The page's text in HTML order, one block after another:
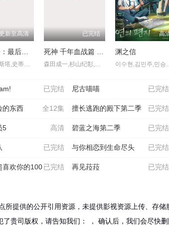
新至高清
安昂传奇：最后的气宗
戴夫·巴蒂斯塔,史蒂文·元,关继威,杰西卡·马滕,塔伊加·维迪提,迪·布莱德利·贝克,杰拉尔丁·维斯瓦纳坦,罗曼·萨拉戈萨,芙蕾达·平托,南允道,佩塔·萨金特,Dionne,Quan
已完结 高
渊之信
已完结 已完结
尼古喵喵
全12集
的东西 已完结
擅长逃跑的殿下第二季
高清
5 已完结
碧蓝之海第二季
已完结 已完结
与你相恋到生命尽头
已完结
喜欢你的100 已完结
再见菈菈
所提供的公开引用资源，未提供影视资源上传、存储
贵司版权，请告知我们：
， 确认后，我们会尽快删